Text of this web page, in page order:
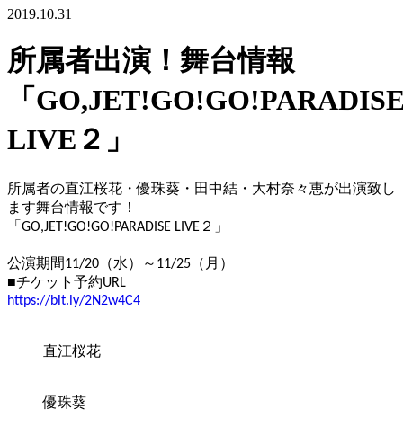
2019.10.31
所属者出演！舞台情報
「
LIVE２」
所属者の直江桜花・優珠葵・田中結・大村奈々恵が出演致し
ます舞台情報です！
「GO,JET!GO!GO!PARADISE LIVE２」
公演期間11/20（水）～11/25（月）
■チケット予約URL
https://bit.ly/2N2w4C4
直江桜花
優珠葵